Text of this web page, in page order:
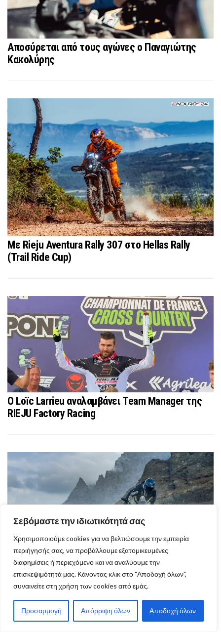
Σεβόμαστε την ιδιωτικότητά σας
Χρησιμοποιούμε cookies για να βελτιώσουμε την εμπειρία
περιήγησής σας, να προβάλλουμε εξατομικευμένες
διαφημίσεις ή περιεχόμενο και να αναλύουμε την
επισκεψιμότητά μας. Κάνοντας κλικ στο "Αποδοχή όλων",
συναινείτε στη χρήση των cookies από εμάς.
Προσαρμογή Απόρριψη όλων Αποδοχή όλων
Αποσύρεται από τους αγώνες ο Παναγιώτης
Κακολύρης
Με Rieju Aventura Rally 307 στο Hellas Rally
(Trail Ride Cup)
Ο Loïc Larrieu αναλαμβάνει Team Manager της
RIEJU Factory Racing
Νέα Yamaha Ténéré 700 World Raid 2026 με
πλήθος αναβαθμίσεων